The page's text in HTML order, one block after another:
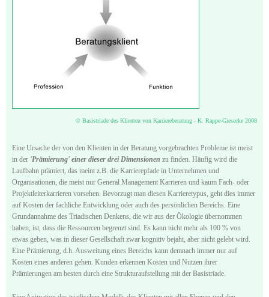
© Basistriade des Klienten von Karriereberatung - K. Rappe-Giesecke 2008
Eine Ursache der von den Klienten in der Beratung vorgebrachten Probleme ist meist
in der 'Prämierung' einer dieser drei Dimensionen zu finden. Häufig wird die
Laufbahn prämiert, das meint z.B. die Karrierepfade in Unternehmen und
Organisationen, die meist nur General Management Karrieren und kaum Fach- oder
Projektleiterkarrieren vorsehen. Bevorzugt man diesen Karrieretypus, geht dies immer
auf Kosten der fachliche Entwicklung oder auch des persönlichen Bereichs. Eine
Grundannahme des Triadischen Denkens, die wir aus der Ökologie übernommen
haben, ist, dass die Ressourcen begrenzt sind. Es kann nicht mehr als 100 % von
etwas geben, was in dieser Gesellschaft zwar kognitiv bejaht, aber nicht gelebt wird.
Eine Prämierung, d.h. Ausweitung eines Bereichs kann demnach immer nur auf
Kosten eines anderen gehen. Kunden erkennen Kosten und Nutzen ihrer
Prämierungen am besten durch eine Strukturaufstellung mit der Basistriade.